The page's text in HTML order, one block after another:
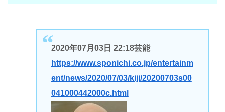
2020年07月03日 22:18芸能
https://www.sponichi.co.jp/entertainm
ent/news/2020/07/03/kiji/20200703s00
041000442000c.html